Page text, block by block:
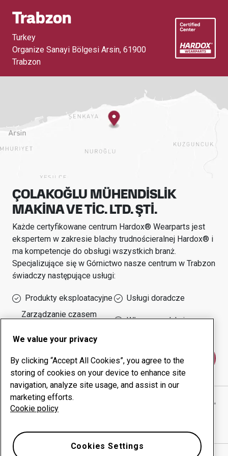
Trabzon
Turkey
Organize Sanayi Bölgesi Arsin, 61900
Trabzon
ÇOLAKOĞLU MÜHENDİSLİK
MAKİNA VE TİC. LTD. ŞTİ.
Każde certyfikowane centrum Hardox® Wearparts jest
ekspertem w zakresie blachy trudnościeralnej Hardox® i
ma kompetencje do obsługi wszystkich branż.
Specjalizujące się w Górnictwo nasze centrum w Trabzon
świadczy następujące usługi:
Produkty eksploatacyjne
Usługi doradcze
Zarządzanie czasem
Własna produkcja
Skontaktuj się z nami
ÇOLAKOĞLU MÜHENDİSLİK MAKİNA VE TİC. LTD. ŞTİ.
witryna internetowa
We value your privacy
By clicking “Accept All Cookies”, you agree to the
storing of cookies on your device to enhance site
navigation, analyze site usage, and assist in our
marketing efforts.
Cookie policy
Cookies Settings